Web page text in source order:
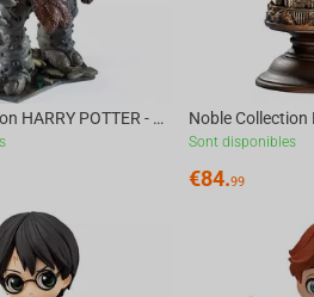
Noble Collection HARRY POTTER - Magical Creatures №12 - Troll Figure
Sont disponibles
€84.99